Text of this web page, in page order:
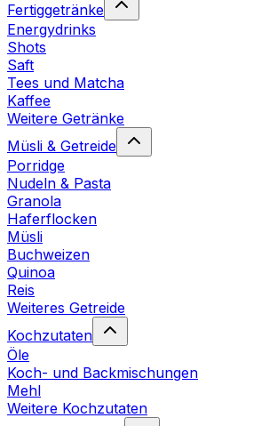
Fertiggetränke
Energydrinks
Shots
Saft
Tees und Matcha
Kaffee
Weitere Getränke
Müsli & Getreide
Porridge
Nudeln & Pasta
Granola
Haferflocken
Müsli
Buchweizen
Quinoa
Reis
Weiteres Getreide
Kochzutaten
Öle
Koch- und Backmischungen
Mehl
Weitere Kochzutaten